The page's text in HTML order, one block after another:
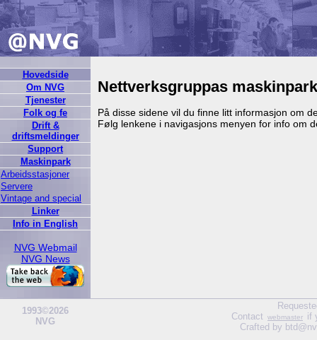
Hovedside
Om NVG
Tjenester
Folk og fe
Drift &
driftsmeldinger
Support
Maskinpark
Arbeidsstasjoner
Servere
Vintage and special
Linker
Info in English
NVG Webmail
NVG News
Nettverksgruppas maskinpark
På disse sidene vil du finne litt informasjon om
Følg lenkene i navigasjons menyen for info om
1993©2026
NVG
Contact
webmaster
if
Crafted by